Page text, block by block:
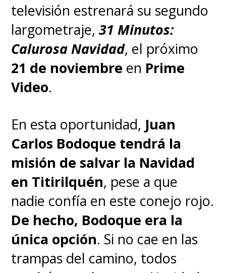
televisión estrenará su segundo
largometraje,31 Minutos:
Calurosa Navidad, el próximo
21 de noviembre en Prime
Video.
En esta oportunidad, Juan
Carlos Bodoque tendrá la
misión de salvar la Navidad
en Titirilquén, pese a que
nadie confía en este conejo rojo.
De hecho, Bodoque era la
única opción. Si no cae en las
trampas del camino, todos